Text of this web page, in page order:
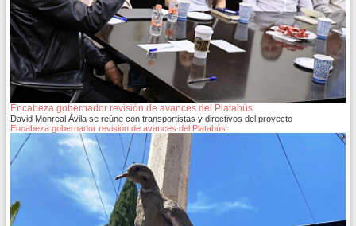
Encabeza gobernador revisión de avances del Platabús
David Monreal Ávila se reúne con transportistas y directivos del proyecto
Encabeza gobernador revisión de avances del Platabús